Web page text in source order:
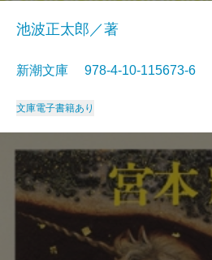
池波正太郎／著
新潮文庫 978-4-10-115673-6
文庫電子書籍あり